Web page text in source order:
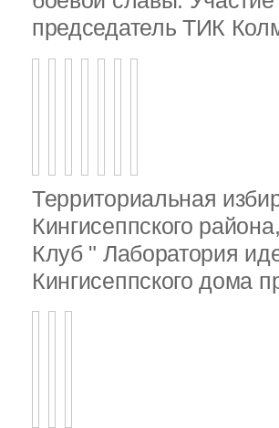
председатель ТИК
Территориальная
Кингисеппского
Клуб " Лаборатория
Кингисеппского дома